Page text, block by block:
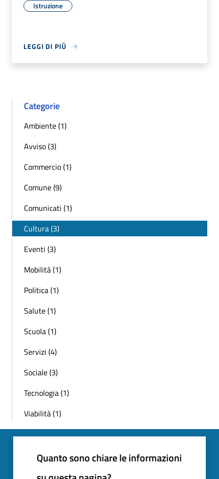
Istruzione
LEGGI DI PIÙ
Categorie
Ambiente (1)
Avviso (3)
Commercio (1)
Comune (9)
Comunicati (1)
Cultura (3)
Eventi (3)
Mobilità (1)
Politica (1)
Salute (1)
Scuola (1)
Servizi (4)
Sociale (3)
Tecnologia (1)
Viabilità (1)
Quanto sono chiare le informazioni